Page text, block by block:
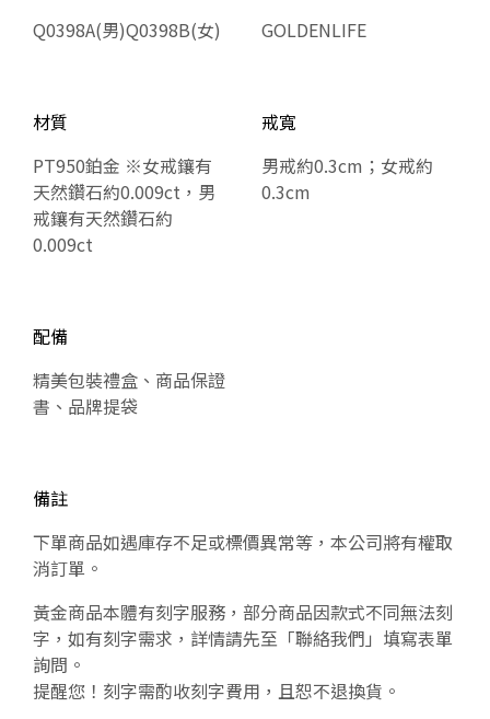
Q0398A(男)Q0398B(女)
GOLDENLIFE
材質
PT950鉑金 ※女戒鑲有
天然鑽石約0.009ct，男
戒鑲有天然鑽石約
0.009ct
戒寬
男戒約0.3cm；女戒約
0.3cm
配備
精美包裝禮盒、商品保證
書、品牌提袋
備註
下單商品如遇庫存不足或標價異常等，本公司將有權取
消訂單。
黃金商品本體有刻字服務，部分商品因款式不同無法刻
字，如有刻字需求，詳情請先至「聯絡我們」填寫表單
詢問。
提醒您！刻字需酌收刻字費用，且恕不退換貨。